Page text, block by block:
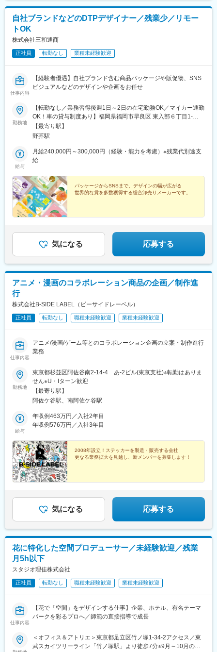
自社ブランドなどのDTPデザイナー／残業少／リモー
トOK
株式会社三和通商
正社員 転勤なし 業種未経験歓迎
仕事内容
【経験者優遇】自社ブランド含む商品パッケージや販促物、SNS
ビジュアルなどのデザインや企画をお任せ
勤務地
【転勤なし／業務習得後週1日～2日の在宅勤務OK／マイカー通勤
OK！車の貸与制度あり】福岡県福岡市早良区 東入部６丁目1-
2［アクセス］地下鉄七隈線「野芥駅」より西鉄バス「三郎丸」バ
ス停下車、徒歩3分★業務・通勤用に社用車貸与制度あり※受動喫
してもらえるので通勤負担もありません。会社が天神とは反対な
ので、電車で通う際も通勤・帰宅ラッシュで疲れることもないで
【最寄り駅】
野芥駅
給与
月給240,000円～300,000円（経験・能力を考慮）※残業代別途支
給
パッケージからSNSまで、デザインの幅が広がる
世界的な賞を多数獲得する総合卸売りメーカーです。
気になる 応募する
アニメ・漫画のコラボレーション商品の企画／制作進
行
株式会社B-SIDE LABEL（ビーサイドレーベル）
正社員 転勤なし 職種未経験歓迎 業種未経験歓迎
仕事内容
アニメ/漫画/ゲーム等とのコラボレーション企画の立案・制作進行
業務
勤務地
東京都杉並区阿佐谷南2-14-4 あ-2ビル(東京支社)※転勤はありま
せん※U・Iターン歓迎
【最寄り駅】
阿佐ケ谷駅、南阿佐ケ谷駅
給与
年収例463万円／入社2年目
年収例576万円／入社3年目
2008年設立！ステッカーを製造・販売する会社
更なる業務拡大を見越し、新メンバーを募集します！
気になる 応募する
花に特化した空間プロデューサー／未経験歓迎／残業
月5h以下
スタジオ理佳株式会社
正社員 転勤なし 職種未経験歓迎 業種未経験歓迎
仕事内容
【花で「空間」をデザインする仕事】企業、ホテル、有名テーマ
パークを彩るプロへ／師範の直接指導で成長
＜オフィス＆アトリエ＞東京都足立区竹ノ塚1-34-2アクセス／東
武スカイツリーライン「竹ノ塚駅」より徒歩7分※9月～10月のク